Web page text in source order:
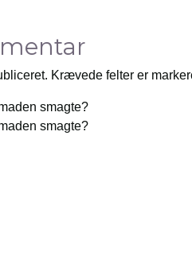
Krævede felter er
smagte?
smagte?